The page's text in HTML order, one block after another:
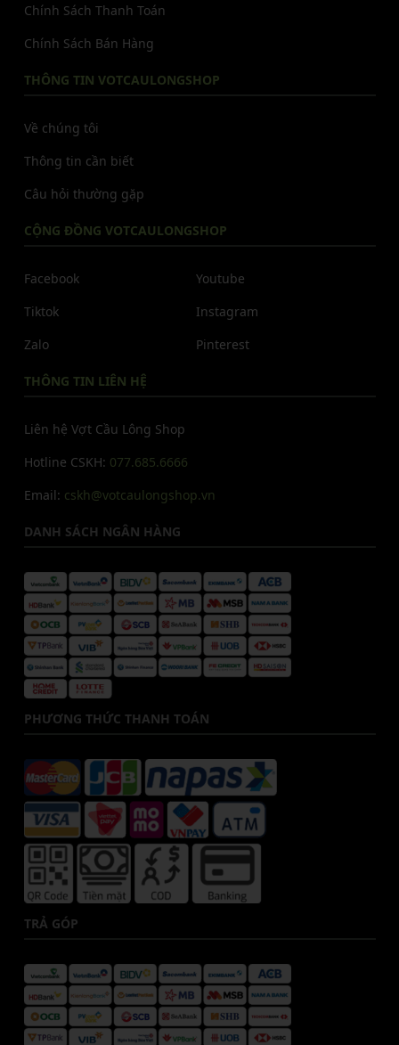
Chính Sách Thanh Toán
Chính Sách Bán Hàng
THÔNG TIN VOTCAULONGSHOP
Về chúng tôi
Thông tin cần biết
Câu hỏi thường gặp
CỘNG ĐỒNG VOTCAULONGSHOP
Facebook
Tiktok
Zalo
Youtube
Instagram
Pinterest
THÔNG TIN LIÊN HỆ
Liên hệ Vợt Cầu Lông Shop
Hotline CSKH: 077.685.6666
Email: cskh@votcaulongshop.vn
DANH SÁCH NGÂN HÀNG
PHƯƠNG THỨC THANH TOÁN
TRẢ GÓP